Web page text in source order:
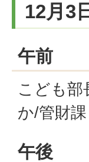
12月3
午前
こども部
か/管財課
午後